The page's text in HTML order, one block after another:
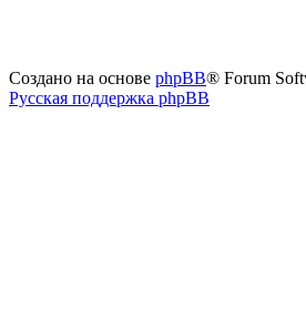
Создано на основе phpBB® Forum
Русская поддержка phpBB